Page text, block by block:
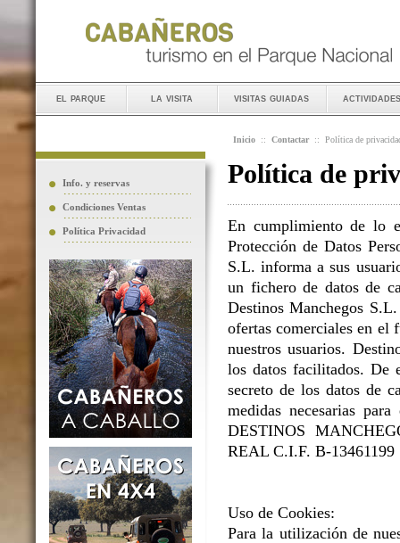
el parque la visita visitas guiadas actividades
Info. y reservas
Condiciones Ventas
Política Privacidad
Inicio :: Contactar :: Política de
Política de
En cumplimiento de lo
Protección de Datos
S.L. informa a sus
un fichero de datos de
Destinos Manchegos
ofertas comerciales en el
nuestros usuarios.
los datos facilitados. De
secreto de los datos de
medidas necesarias
DESTINOS
REAL C.I.F. B-13461199
Uso de Cookies:
Para la utilización de